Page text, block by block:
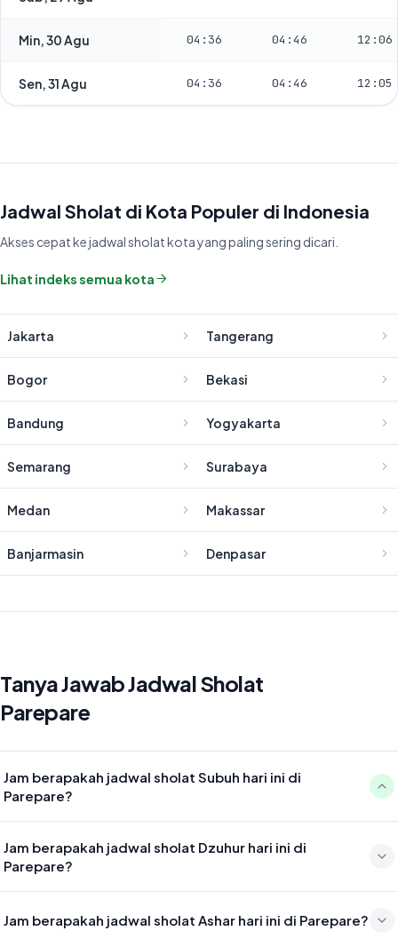
Min, 30 Agu 04:36 04:46 12:06
Sen, 31 Agu 04:36 04:46 12:05
Jadwal Sholat di Kota Populer di Indonesia
Akses cepat ke jadwal sholat kota yang paling sering dicari.
Lihat indeks semua kota
Jakarta Tangerang
Bogor Bekasi
Bandung Yogyakarta
Semarang Surabaya
Medan Makassar
Banjarmasin Denpasar
Tanya Jawab Jadwal Sholat
Parepare
Jam berapakah jadwal sholat Subuh hari ini di
Parepare?
Jam berapakah jadwal sholat Dzuhur hari ini di
Parepare?
Jam berapakah jadwal sholat Ashar hari ini di Parepare?